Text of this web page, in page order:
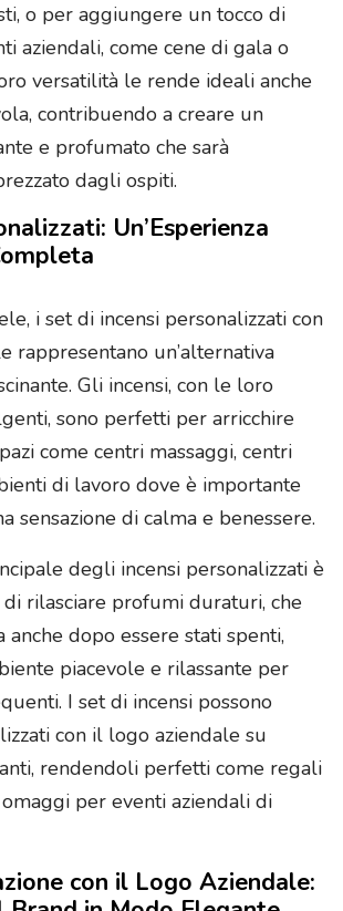
o per aggiungere un tocco di
aziendali, come cene di gala o
versatilità le rende ideali anche
contribuendo a creare un
e profumato che sarà
dagli ospiti.
Un’Esperienza
i set di incensi personalizzati con
rappresentano un’alternativa
Gli incensi, con le loro
sono perfetti per arricchire
come centri massaggi, centri
di lavoro dove è importante
sensazione di calma e benessere.
degli incensi personalizzati è
rilasciare profumi duraturi, che
anche dopo essere stati spenti,
piacevole e rilassante per
I set di incensi possono
con il logo aziendale su
rendendoli perfetti come regali
per eventi aziendali di
con il Logo Aziendale: